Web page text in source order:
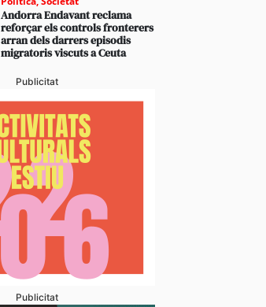
Andorra Endavant reclama
reforçar els controls fronterers
arran dels darrers episodis
migratoris viscuts a Ceuta
Publicitat
Publicitat